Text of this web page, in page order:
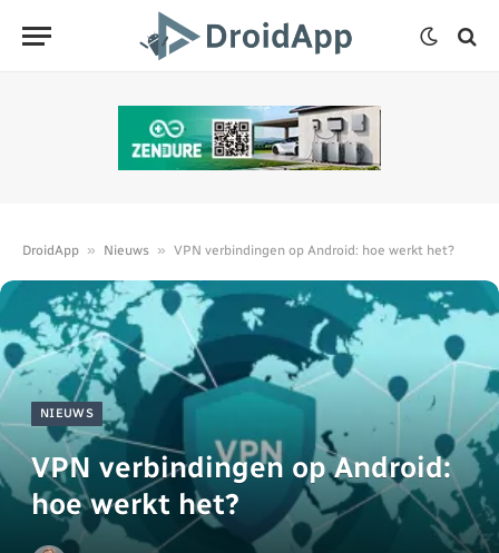
DroidApp » Nieuws » VPN verbindingen op Android: hoe werkt het?
NIEUWS
VPN verbindingen op Android:
hoe werkt het?